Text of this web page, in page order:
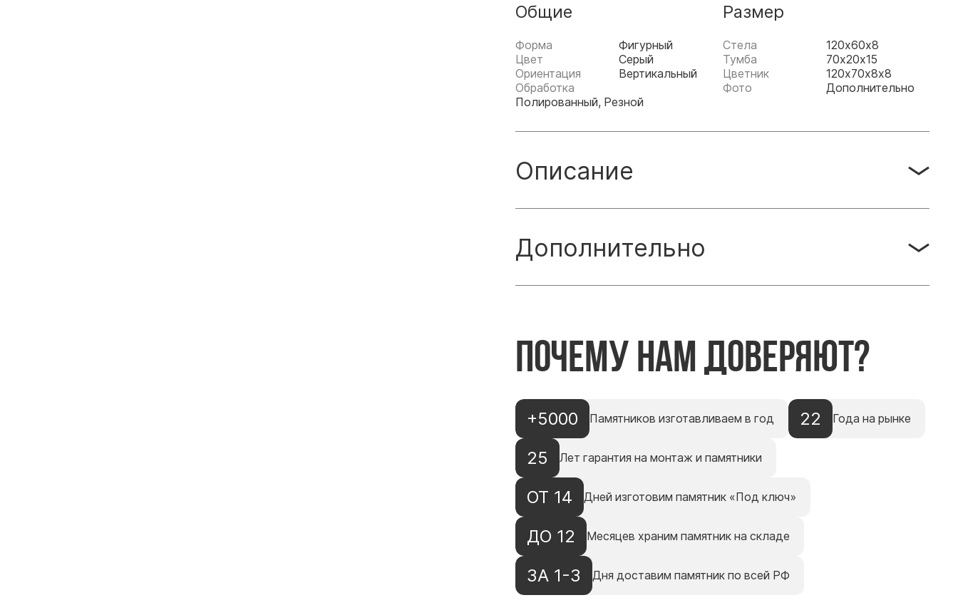
Общие
Форма
Фигурный
Цвет
Серый
Ориентация
Вертикальный
Обработка
Полированный, Резной
Размер
Стела
120х60х8
Тумба
70х20х15
Цветник
120х70х8х8
Фото
Дополнительно
Описание
Дополнительно
Почему нам доверяют?
+5000 Памятников изготавливаем в год 22 Года на рынке
25 Лет гарантия на монтаж и памятники
ОТ 14 Дней изготовим памятник «Под ключ»
ДО 12 Месяцев храним памятник на складе
ЗА 1-3 Дня доставим памятник по всей РФ